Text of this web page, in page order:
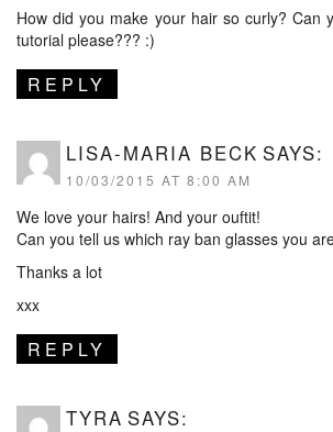
How did you make your hair so curly? Can
tutorial please??? :)
REPLY
LISA-MARIA BECK SAYS:
10/03/2015 AT 8:00 AM
We love your hairs! And your ouftit!
Can you tell us which ray ban glasses you
Thanks a lot
xxx
REPLY
TYRA SAYS: